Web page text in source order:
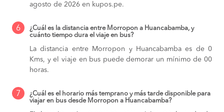
agosto de 2026 en kupos.pe.
6
¿Cuál es la distancia entre Morropon a Huancabamba, y
cuánto tiempo dura el viaje en bus?
La distancia entre Morropon y Huancabamba es de 0
Kms, y el viaje en bus puede demorar un mínimo de 00
horas.
7
¿Cuál es el horario más temprano y más tarde disponible para
viajar en bus desde Morropon a Huancabamba?